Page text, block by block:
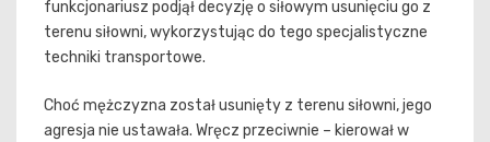
funkcjonariusz podjął decyzję o siłowym usunięciu go z
terenu siłowni, wykorzystując do tego specjalistyczne
techniki transportowe.
Choć mężczyzna został usunięty z terenu siłowni, jego
agresja nie ustawała. Wręcz przeciwnie – kierował w